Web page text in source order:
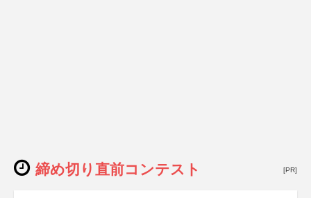
締め切り直前コンテスト [PR]